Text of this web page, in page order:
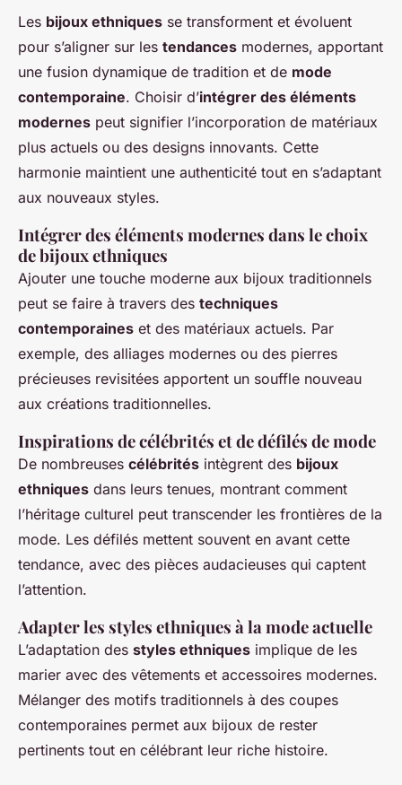
Les bijoux ethniques se transforment et évoluent
pour s’aligner sur les tendances modernes, apportant
une fusion dynamique de tradition et de mode
contemporaine. Choisir d’intégrer des éléments
modernes peut signifier l’incorporation de matériaux
plus actuels ou des designs innovants. Cette
harmonie maintient une authenticité tout en s’adaptant
aux nouveaux styles.
Intégrer des éléments modernes dans le choix
de bijoux ethniques
Ajouter une touche moderne aux bijoux traditionnels
peut se faire à travers des techniques
contemporaines et des matériaux actuels. Par
exemple, des alliages modernes ou des pierres
précieuses revisitées apportent un souffle nouveau
aux créations traditionnelles.
Inspirations de célébrités et de défilés de mode
De nombreuses célébrités intègrent des bijoux
ethniques dans leurs tenues, montrant comment
l’héritage culturel peut transcender les frontières de la
mode. Les défilés mettent souvent en avant cette
tendance, avec des pièces audacieuses qui captent
l’attention.
Adapter les styles ethniques à la mode actuelle
L’adaptation des styles ethniques implique de les
marier avec des vêtements et accessoires modernes.
Mélanger des motifs traditionnels à des coupes
contemporaines permet aux bijoux de rester
pertinents tout en célébrant leur riche histoire.